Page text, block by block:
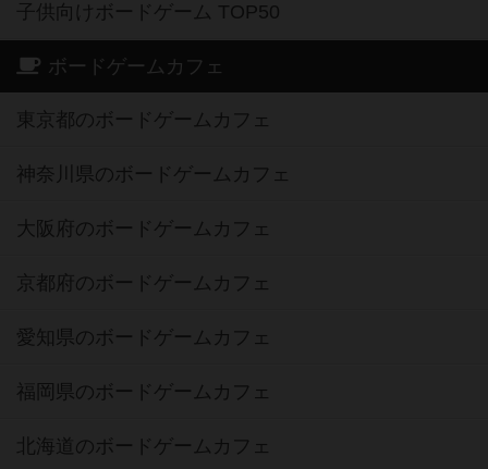
子供向けボードゲーム TOP50
ボードゲームカフェ
東京都のボードゲームカフェ
神奈川県のボードゲームカフェ
大阪府のボードゲームカフェ
京都府のボードゲームカフェ
愛知県のボードゲームカフェ
福岡県のボードゲームカフェ
北海道のボードゲームカフェ